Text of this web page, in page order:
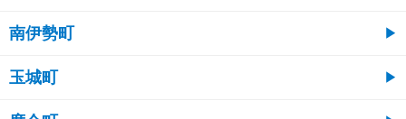
南伊勢町
玉城町